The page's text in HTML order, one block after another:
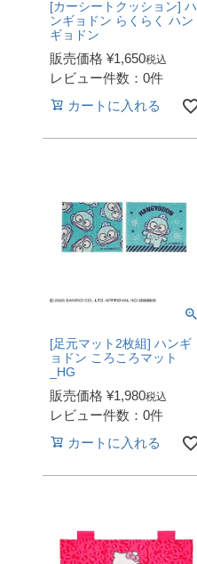
[カーシートクッション] ハ
ンギョドン らくらく ハン
ギョドン
販売価格 ¥1,650税込
レビュー件数：0件
カートに入れる
[足元マット2枚組] ハンギ
ョドン ころころマット
_HG
販売価格 ¥1,980税込
レビュー件数：0件
カートに入れる